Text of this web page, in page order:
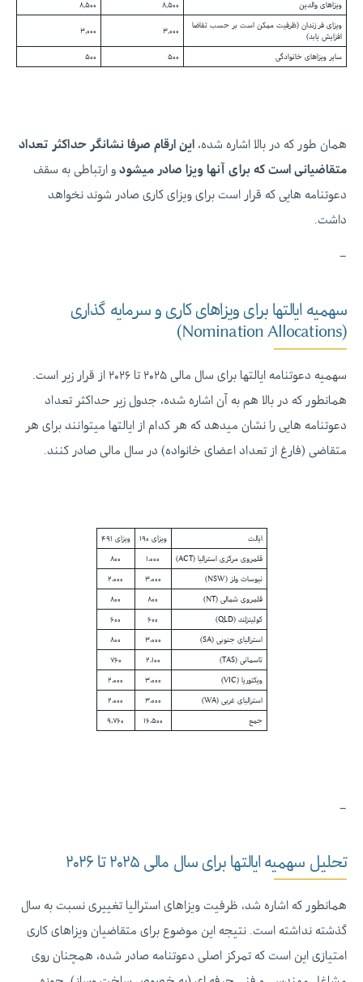
ویزاهای والدین ۸,۵۰۰ ۸,۵۰۰
ویزای فرزندان (ظرفیت ممکن است بر حسب تقاضا
افزایش یابد)
۳,۰۰۰ ۳,۰۰۰
سایر ویزاهای خانوادگی ۵۰۰ ۵۰۰
همان طور که در بالا اشاره شده، این ارقام صرفا نشانگر حداکثر تعداد
متقاضیانی است که برای آنها ویزا صادر میشود و ارتباطی به سقف
دعوتنامه هایی که قرار است برای ویزای کاری صادر شوند نخواهد
داشت.
–
سهمیه ایالتها برای ویزاهای کاری و سرمایه گذاری
(Nomination Allocations)
سهمیه دعوتنامه ایالتها برای سال مالی ۲۰۲۵ تا ۲۰۲۶ از قرار زیر است.
همانطور که در بالا هم به آن اشاره شده، جدول زیر حداکثر تعداد
دعوتنامه هایی را نشان میدهد که هر کدام از ایالتها میتوانند برای هر
متقاضی (فارغ از تعداد اعضای خانواده) در سال مالی صادر کنند.
ایالت ویزای ۱۹۰ ویزای ۴۹۱
قلمروی مرکزی استرالیا (ACT) ۱،۰۰۰ ۸۰۰
نیوساث ولز (NSW) ۳،۰۰۰ ۲،۰۰۰
قلمروی شمالی (NT) ۸۰۰ ۸۰۰
کوئینزلند (QLD) ۶۰۰ ۶۰۰
استرالیای جنوبی (SA) ۳،۰۰۰ ۸۰۰
تاسمانی (TAS) ۲،۱۰۰ ۷۶۰
ویکتوریا (VIC) ۳،۰۰۰ ۲،۰۰۰
استرالیای غربی (WA) ۳،۰۰۰ ۲،۰۰۰
جمع ۱۶،۵۰۰ ۹،۷۶۰
–
تحلیل سهمیه ایالتها برای سال مالی ۲۰۲۵ تا ۲۰۲۶
همانطور که اشاره شد، ظرفیت ویزاهای استرالیا تغییری نسبت به سال
گذشته نداشته است. نتیجه این موضوع برای متقاضیان ویزاهای کاری
امتیازی این است که تمرکز اصلی دعوتنامه صادر شده، همچنان روی